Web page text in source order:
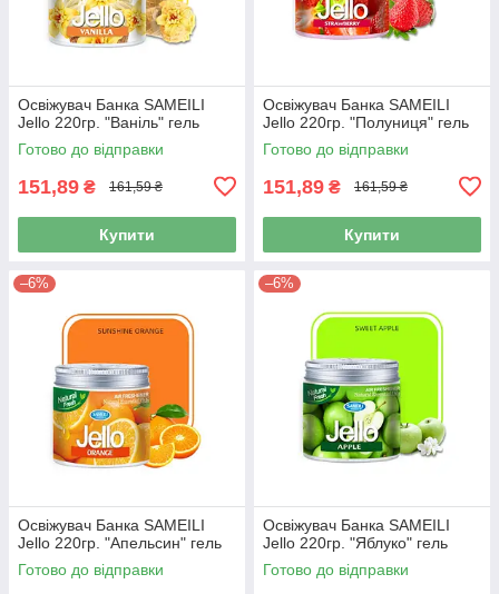
Освіжувач Банка SAMEILI
Jello 220гр. "Ваніль" гель
Готово до відправки
151,89 ₴ 161,59 ₴
Купити
Освіжувач Банка SAMEILI
Jello 220гр. "Полуниця" гель
Готово до відправки
151,89 ₴ 161,59 ₴
Купити
–6%
Освіжувач Банка SAMEILI
Jello 220гр. "Апельсин" гель
Готово до відправки
–6%
Освіжувач Банка SAMEILI
Jello 220гр. "Яблуко" гель
Готово до відправки